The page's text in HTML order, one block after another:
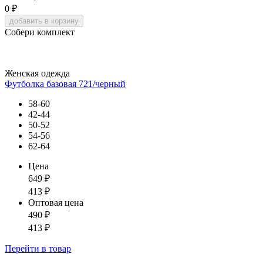
0 ₽
добавить в корзину
Собери комплект
Женская одежда
Футболка базовая 721/черный
58-60
42-44
50-52
54-56
62-64
Цена
649 ₽
413 ₽
Оптовая цена
490 ₽
413 ₽
Перейти в товар